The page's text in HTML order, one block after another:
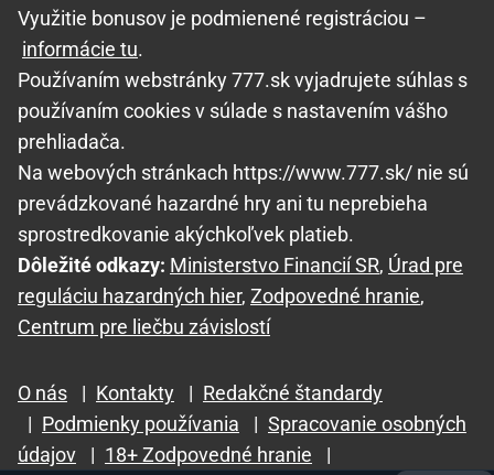
Využitie bonusov je podmienené registráciou –
informácie tu.
Používaním webstránky 777.sk vyjadrujete súhlas s
používaním cookies v súlade s nastavením vášho
prehliadača.
Na webových stránkach https://www.777.sk/ nie sú
prevádzkované hazardné hry ani tu neprebieha
sprostredkovanie akýchkoľvek platieb.
Dôležité odkazy: Ministerstvo Financií SR, Úrad pre
reguláciu hazardných hier, Zodpovedné hranie,
Centrum pre liečbu závislostí
O nás | Kontakty | Redakčné štandardy
| Podmienky používania | Spracovanie osobných
údajov
| 18+ Zodpovedné hranie
|